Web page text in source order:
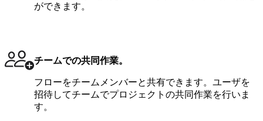
ができます。
チームでの共同作業。
フローをチームメンバーと共有できます。ユーザを
招待してチームでプロジェクトの共同作業を行いま
す。